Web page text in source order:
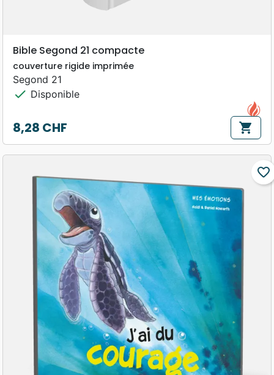
Bible Segond 21 compacte
couverture rigide imprimée
Segond 21
check Disponible
Prix
8,28 CHF shopping_cart
favorite_border